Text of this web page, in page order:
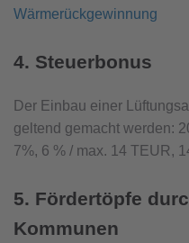
Wärmerückgewinnung
4. Steuerbonus
Der Einbau einer
geltend gemacht werden:
7%, 6 % / max. 14 TEUR,
5. Fördertöpfe
Kommunen